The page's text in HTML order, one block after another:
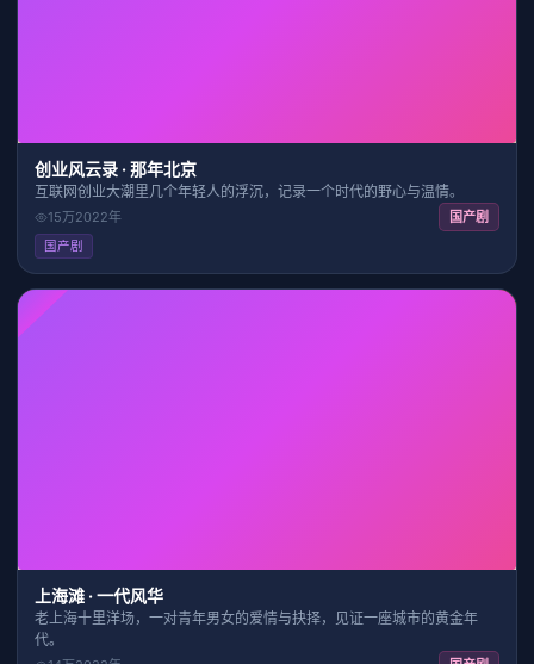
创业风云录 · 那年北京
互联网创业大潮里几个年轻人的浮沉，记录一个时代的野心与温情。
15万2022年 国产剧
国产剧
上海滩 · 一代风华
老上海十里洋场，一对青年男女的爱情与抉择，见证一座城市的黄金年
代。